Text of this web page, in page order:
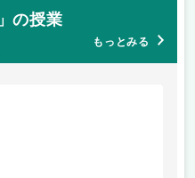
の授業
もっとみる